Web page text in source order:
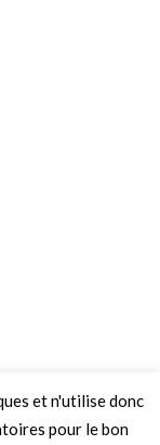
et n'utilise donc
pour le bon